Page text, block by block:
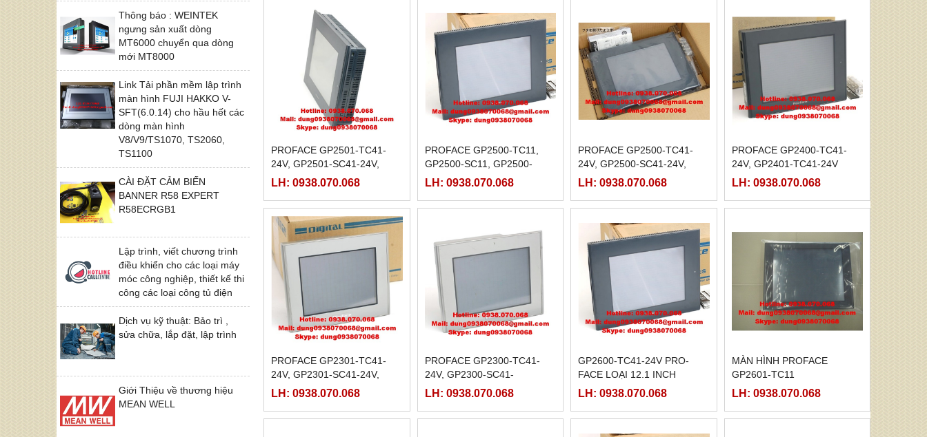
Thông báo : WEINTEK
ngưng sản xuất dòng
MT6000 chuyển qua dòng
mới MT8000
Link Tải phần mềm lập trình
màn hình FUJI HAKKO V-
SFT(6.0.14) cho hầu hết các
dòng màn hình
V8/V9/TS1070, TS2060,
TS1100
CÀI ĐẶT CẢM BIẾN
BANNER R58 EXPERT
R58ECRGB1
Lập trình, viết chương trình
điều khiển cho các loại máy
móc công nghiệp, thiết kế thi
công các loại công tủ điện
Dịch vụ kỹ thuật: Bảo trì ,
sửa chữa, lắp đặt, lập trình
Giới Thiệu về thương hiệu
MEAN WELL
PROFACE GP2501-TC41-
24V, GP2501-SC41-24V,
GP2501-LG41-24V
LH: 0938.070.068
PROFACE GP2500-TC11,
GP2500-SC11, GP2500-
TC41
LH: 0938.070.068
PROFACE GP2500-TC41-
24V, GP2500-SC41-24V,
GP2500-LG41-24V
LH: 0938.070.068
PROFACE GP2400-TC41-
24V, GP2401-TC41-24V
LH: 0938.070.068
PROFACE GP2301-TC41-
24V, GP2301-SC41-24V,
GP2301-LG41-24V
LH: 0938.070.068
PROFACE GP2300-TC41-
24V, GP2300-SC41-
24V,GP2300-LG41-24V,
LH: 0938.070.068
GP2600-TC41-24V PRO-
FACE LOẠI 12.1 INCH
LH: 0938.070.068
MÀN HÌNH PROFACE
GP2601-TC11
LH: 0938.070.068